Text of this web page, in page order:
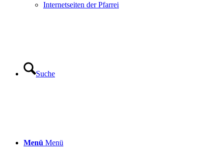
Internetseiten der Pfarrei
Suche
Menü Menü